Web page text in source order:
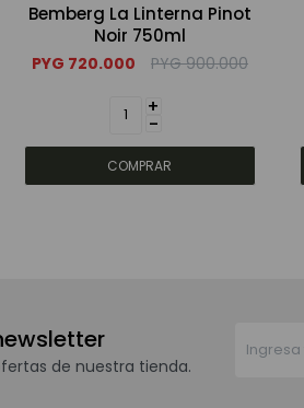
Bemberg La Linterna Pinot
Noir 750ml
PYG 720.000 PYG 900.000
+
-
de nuestra tienda.